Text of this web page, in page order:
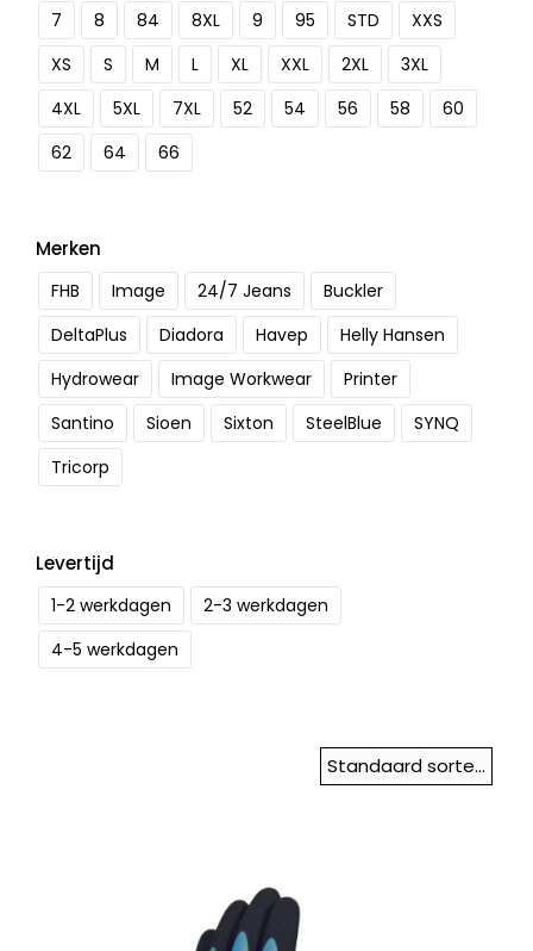
7
8 84 8XL 9 95 STD
XXS
XS
S M L XL XXL 2XL
3XL
4XL
5XL 7XL 52 54 56 58
60
62
64 66
Merken
FHB Image 24/7 Jeans
Buckler
DeltaPlus
Diadora Havep
Helly Hansen
Hydrowear
Image Workwear
Printer
Santino
Sioen Sixton SteelBlue
SYNQ
Tricorp
Levertijd
1-2 werkdagen
2-3 werkdagen
4-5 werkdagen